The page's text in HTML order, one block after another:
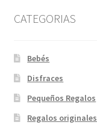
CATEGORIAS
Bebés
Disfraces
Pequeños Regalos
Regalos originales